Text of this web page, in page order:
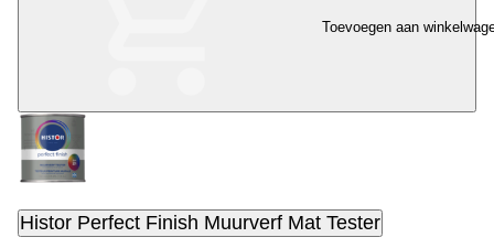
Toevoegen aan
Histor Perfect Finish Muurverf Mat Tester